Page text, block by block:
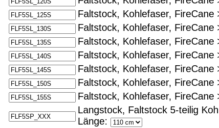
Faltstock, Kohlefaser,
Faltstock, Kohlefaser,
Faltstock, Kohlefaser,
Faltstock, Kohlefaser,
Faltstock, Kohlefaser,
Faltstock, Kohlefaser,
Faltstock, Kohlefaser,
Langstock, Faltstock 5-teilig
Länge: